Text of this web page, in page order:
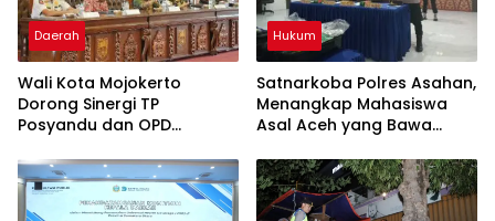
Daerah
Wali Kota Mojokerto
Dorong Sinergi TP
Posyandu dan OPD
Penguatan Kelembagaan
Posyandu 6 SPM
Hukum
Satnarkoba Polres Asahan,
Menangkap Mahasiswa
Asal Aceh yang Bawa